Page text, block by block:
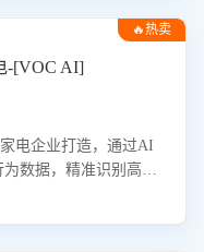
优势，有效提升咨询转
准扬长避短。
🔥热卖
-[VOC AI]
电企业打造，通过AI
数据，精准识别高流
出可落地的挽回策